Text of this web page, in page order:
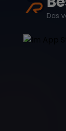
Das